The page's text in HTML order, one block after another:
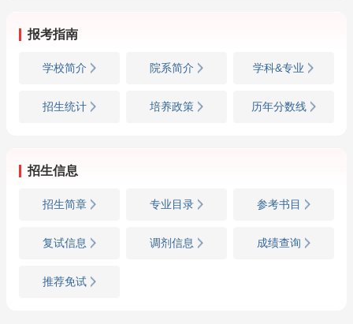
报考指南
学校简介 院系简介 学科&专业
招生统计 培养政策 历年分数线
招生信息
招生简章 专业目录 参考书目
复试信息 调剂信息 成绩查询
推荐免试